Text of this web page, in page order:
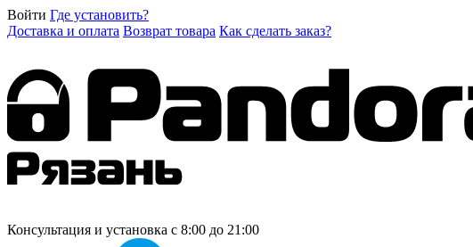
Войти Где установить?
Доставка и оплата Возврат товара Как сделать заказ?
Консультация и установка с 8:00 до 21:00